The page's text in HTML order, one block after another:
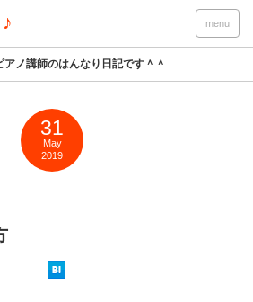
menu
ノ講師のはんなり日記です＾＾
31
May
2019